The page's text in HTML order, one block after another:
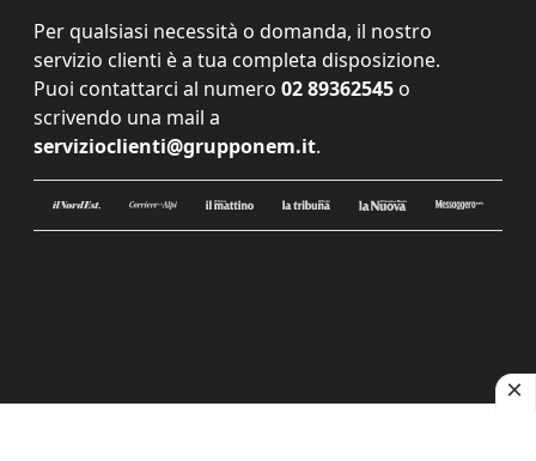
Per qualsiasi necessità o domanda, il nostro
servizio clienti è a tua completa disposizione.
Puoi contattarci al numero 02 89362545 o
scrivendo una mail a
servizioclienti@grupponem.it.